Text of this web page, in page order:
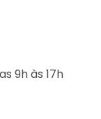
9h às 17h